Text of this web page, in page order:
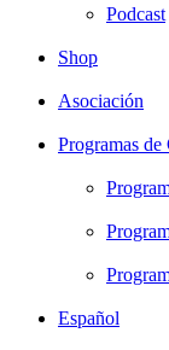
Podcast
Shop
Asociación
Programas de
Español